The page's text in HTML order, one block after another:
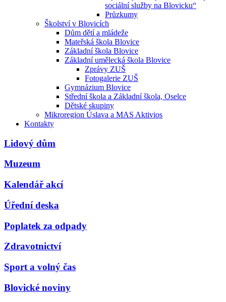
sociální služby na Blovicku“
Průzkumy
Školství v Blovicích
Dům dětí a mládeže
Mateřská škola Blovice
Základní škola Blovice
Základní umělecká škola Blovice
Zprávy ZUŠ
Fotogalerie ZUŠ
Gymnázium Blovice
Střední škola a Základní škola, Oselce
Dětské skupiny
Mikroregion Úslava a MAS Aktivios
Kontakty
Lidový dům
Muzeum
Kalendář akcí
Úřední deska
Poplatek za odpady
Zdravotnictví
Sport a volný čas
Blovické noviny